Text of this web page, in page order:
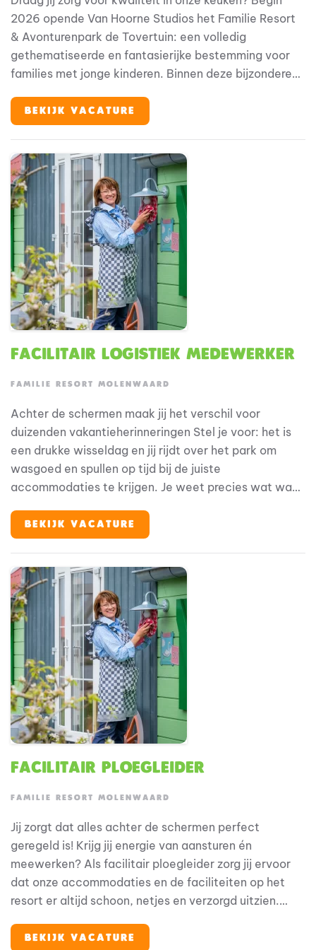
2026 opende Van Hoorne Studios het Familie Resort
& Avonturenpark de Tovertuin: een volledig
gethematiseerde en fantasierijke bestemming voor
families met jonge kinderen. Binnen deze bijzondere
totale gastbeleving. Als zelfstandig werkend kok ben
jij medeverantwoordelijk voor het waarborgen van
Je werkt nauw samen met de anderen in het keuken
team en draagt actief bij aan een professionele en
efficiënte werkomgeving.
BEKIJK VACATURE
Facilitair logistiek medewerker
FAMILIE RESORT MOLENWAARD
Achter de schermen maak jij het verschil voor
duizenden vakantieherinneringen Stel je voor: het is
een drukke wisseldag en jij rijdt over het park om
wasgoed en spullen op tijd bij de juiste
accommodaties te krijgen. Je weet precies wat waar
volgende gasten. Samen met je collega’s zorg je
ervoor dat achter de schermen alles goed geregeld
Molenwaard stap je in de wereld van Fien & Teun, een
beleveniswereld voor families met jonge kinderen. En
jij? Jij zorgt ervoor dat elke gast zich welkom voelt
vanaf het eerste moment.
BEKIJK VACATURE
Facilitair ploegleider
FAMILIE RESORT MOLENWAARD
Jij zorgt dat alles achter de schermen perfect
geregeld is! Krijg jij energie van aansturen én
meewerken? Als facilitair ploegleider zorg jij ervoor
dat onze accommodaties en de faciliteiten op het
resort er altijd schoon, netjes en verzorgd uitzien.
zorgeloos genieten van hun verblijf. Je werkt midden
BEKIJK VACATURE